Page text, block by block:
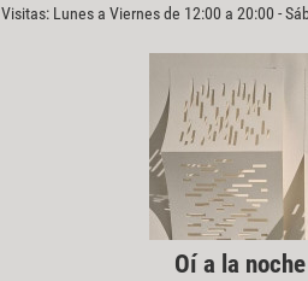
Visitas: Lunes a Viernes de 12:00 a 20:00 -
Oí a la